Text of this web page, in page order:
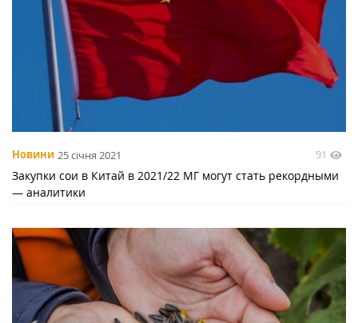
Новини 25 січня 2021 91
Закупки сои в Китай в 2021/22 МГ могут стать рекордными
— аналитики